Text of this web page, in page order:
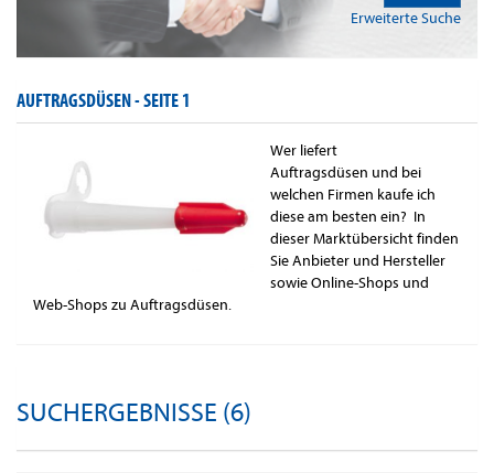
Erweiterte Suche
AUFTRAGSDÜSEN -SEITE 1
Wer liefert
Auftragsdüsen und bei
welchen Firmen kaufe ich
diese am besten ein? In
dieser Marktübersicht finden
Sie Anbieter und Hersteller
sowie Online-Shops und
Web-Shops zu Auftragsdüsen.
SUCHERGEBNISSE (6)